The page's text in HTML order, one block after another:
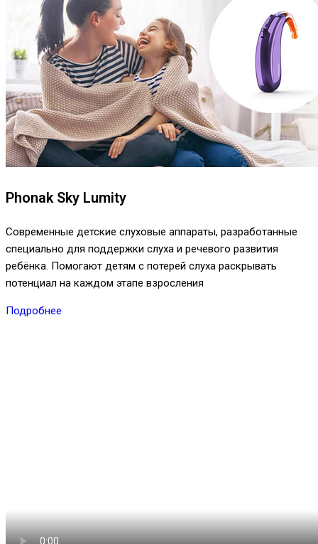
Phonak Sky Lumity
Современные детские слуховые аппараты, разработанные
специально для поддержки слуха и речевого развития
ребёнка. Помогают детям с потерей слуха раскрывать
потенциал на каждом этапе взросления
Подробнее